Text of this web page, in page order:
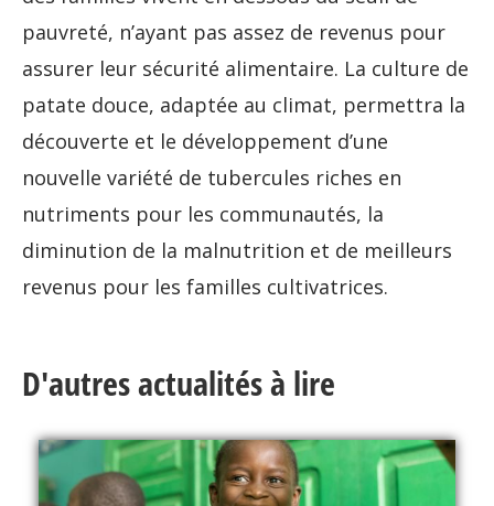
pauvreté, n’ayant pas assez de revenus pour
assurer leur sécurité alimentaire. La culture de
patate douce, adaptée au climat, permettra la
découverte et le développement d’une
nouvelle variété de tubercules riches en
nutriments pour les communautés, la
diminution de la malnutrition et de meilleurs
revenus pour les familles cultivatrices.
D'autres actualités à lire